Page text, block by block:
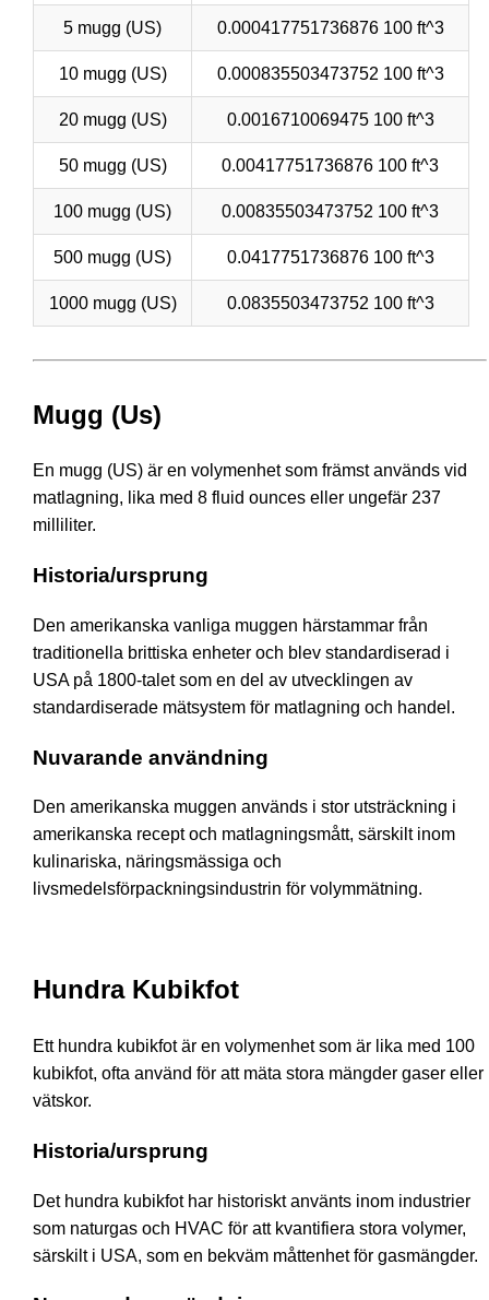
5 mugg (US) 0.000417751736876 100 ft^3
10 mugg (US) 0.000835503473752 100 ft^3
20 mugg (US) 0.0016710069475 100 ft^3
50 mugg (US) 0.00417751736876 100 ft^3
100 mugg (US) 0.00835503473752 100 ft^3
500 mugg (US) 0.0417751736876 100 ft^3
1000 mugg (US) 0.0835503473752 100 ft^3
Mugg (Us)
En mugg (US) är en volymenhet som främst används vid
matlagning, lika med 8 fluid ounces eller ungefär 237
milliliter.
Historia/ursprung
Den amerikanska vanliga muggen härstammar från
traditionella brittiska enheter och blev standardiserad i
USA på 1800-talet som en del av utvecklingen av
standardiserade mätsystem för matlagning och handel.
Nuvarande användning
Den amerikanska muggen används i stor utsträckning i
amerikanska recept och matlagningsmått, särskilt inom
kulinariska, näringsmässiga och
livsmedelsförpackningsindustrin för volymmätning.
Hundra Kubikfot
Ett hundra kubikfot är en volymenhet som är lika med 100
kubikfot, ofta använd för att mäta stora mängder gaser eller
vätskor.
Historia/ursprung
Det hundra kubikfot har historiskt använts inom industrier
som naturgas och HVAC för att kvantifiera stora volymer,
särskilt i USA, som en bekväm måttenhet för gasmängder.